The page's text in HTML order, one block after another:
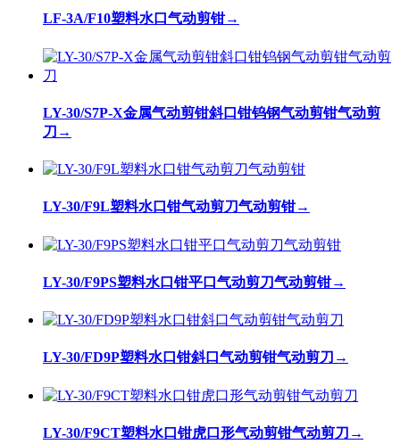
LF-3A/F10塑料水口气动剪钳→
LY-30/S7P-X金属气动剪钳斜口钳钨钢气动剪钳气动剪
刀 →
LY-30/F9L塑料水口钳气动剪刀气动剪钳→
LY-30/F9PS塑料水口钳平口气动剪刀气动剪钳→
LY-30/FD9P塑料水口钳斜口气动剪钳气动剪刀 →
LY-30/F9CT塑料水口钳虎口形气动剪钳气动剪刀 →